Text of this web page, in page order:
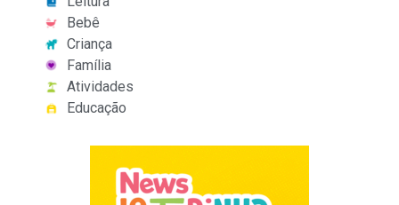
Bebê
Criança
Família
Atividades
Educação